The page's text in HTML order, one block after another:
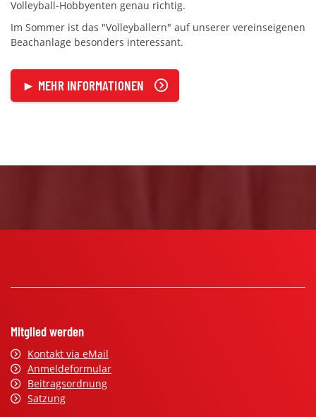
Volleyball-Hobbyenten genau richtig.
Im Sommer ist das "Volleyballern" auf unserer vereinseigenen
Beachanlage besonders interessant.
► MEHR INFORMATIONEN
Mitglied werden
Kontakt via eMail
Anmeldeformular
Beitragsordnung
Satzung